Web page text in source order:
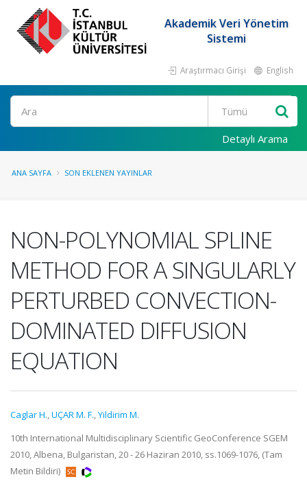
Akademik Veri Yönetim
Sistemi
Araştırmacı Girişi English
Ara
Detaylı Arama
ANA SAYFA SON EKLENEN YAYINLAR
NON-POLYNOMIAL SPLINE
METHOD FOR A SINGULARLY
PERTURBED CONVECTION-
DOMINATED DIFFUSION
EQUATION
Caglar H.,UÇAR M. F.,Yildirim M.
10th International Multidisciplinary Scientific GeoConference SGEM
2010, Albena, Bulgaristan, 20 - 26 Haziran 2010, ss.1069-1076, (Tam
Metin Bildiri)